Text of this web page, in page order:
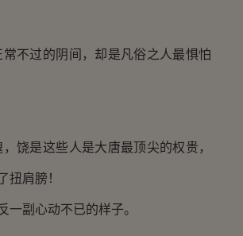
不过的阴间，却是凡俗之人最惧怕
是这些人是大唐最顶尖的权贵，
扭肩膀！
副心动不已的样子。